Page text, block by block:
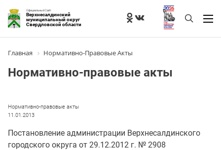
Официальный Сайт
Верхнесалдинский
муниципальный округ
Свердловской области
Главная Нормативно-Правовые Акты
Нормативно-правовые акты
Нормативно-правовые акты
11.01.2013
Постановление администрации Верхнесалдинского
городского округа от 29.12.2012 г. № 2908